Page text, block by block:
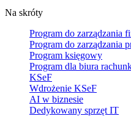
Na skróty
Program do zarządzania
Program do zarządzania
Program księgowy
Program dla biura
KSeF
Wdrożenie KSeF
AI w biznesie
Dedykowany sprzęt IT